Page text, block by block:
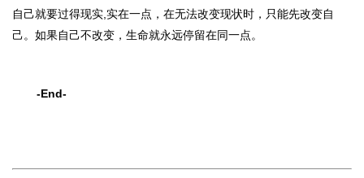
自己就要过得现实 ,实在一点， 在无法改变现状时，只能先改变自
己。如果自己不改变，生命就永远停留在同一点。
-End-